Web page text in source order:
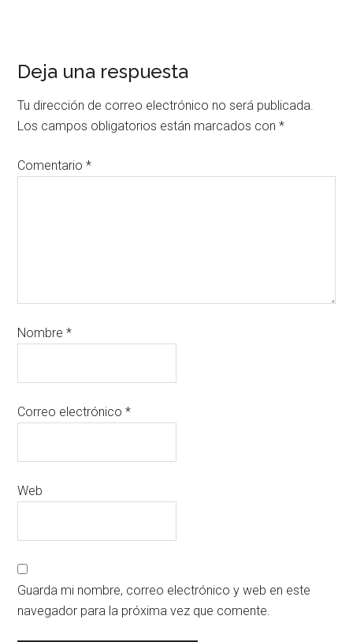
Deja una respuesta
Tu dirección de correo electrónico no será publicada.
Los campos obligatorios están marcados con*
Comentario*
Nombre*
Correo electrónico*
Web
Guarda mi nombre, correo electrónico y web en este
navegador para la próxima vez que comente.